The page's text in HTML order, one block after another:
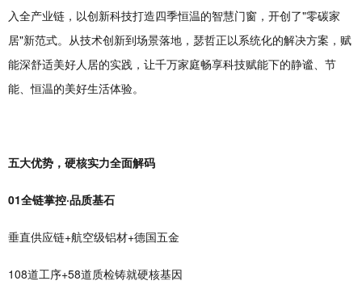
入全产业链，以创新科技打造四季恒温的智慧门窗，开创了"零碳家
居"新范式。从技术创新到场景落地，瑟哲正以系统化的解决方案，赋
能深舒适美好人居的实践，让千万家庭畅享科技赋能下的静谧、节
能、恒温的美好生活体验。
五大优势，硬核实力全面解码
01全链掌控·品质基石
垂直供应链+航空级铝材+德国五金
108道工序+58道质检铸就硬核基因